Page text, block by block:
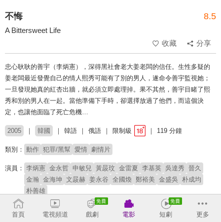
不悔 8.5
A Bittersweet Life
收藏
分享
忠心耿耿的善宇（李炳憲），深得黑社會老大姜老闆的信任。生性多疑的
姜老闆最近發覺自己的情人熙秀可能有了別的男人，遂命令善宇監視她；
一旦發現她真的紅杏出牆，就必須立即處理掉。果不其然，善宇目睹了熙
秀和別的男人在一起。當他準備下手時，卻選擇放過了他們，而這個決
定，也讓他面臨了死亡危機…
2005 韓國 韓語 俄語 限制級 119 分鐘
類別： 動作 犯罪/黑幫 愛情 劇情片
演員： 李炳憲 金永哲 申敏兒 黃晸玟 金雷夏 李基英 吳達秀 晉久
金瀚 金海坤 文晸赫 姜永谷 全國煥 鄭裕美 金盛吳 朴成均
朴善雄
導演： 金知雲
首頁 電視頻道 戲劇 電影 短劇 更多